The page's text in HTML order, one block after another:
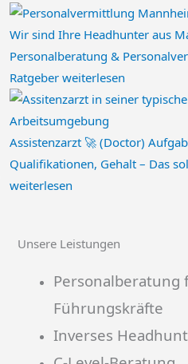
Wir sind Ihre Headhunter aus
Personalberatung &
Ratgeber weiterlesen
Assistenzarzt 🚀 (Doctor)
Qualifikationen, Gehalt – Das
weiterlesen
Unsere Leistungen
Personalberatung
Führungskräfte
Inverses